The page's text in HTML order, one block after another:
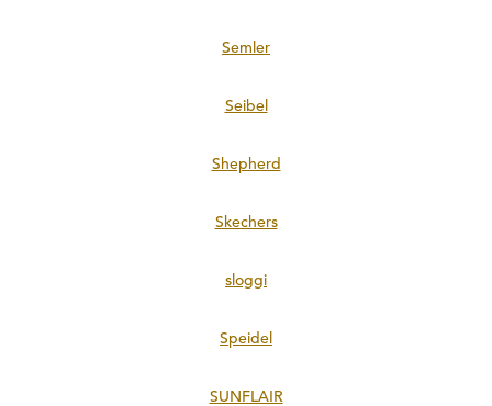
Semler
Seibel
Shepherd
Skechers
sloggi
Speidel
SUNFLAIR